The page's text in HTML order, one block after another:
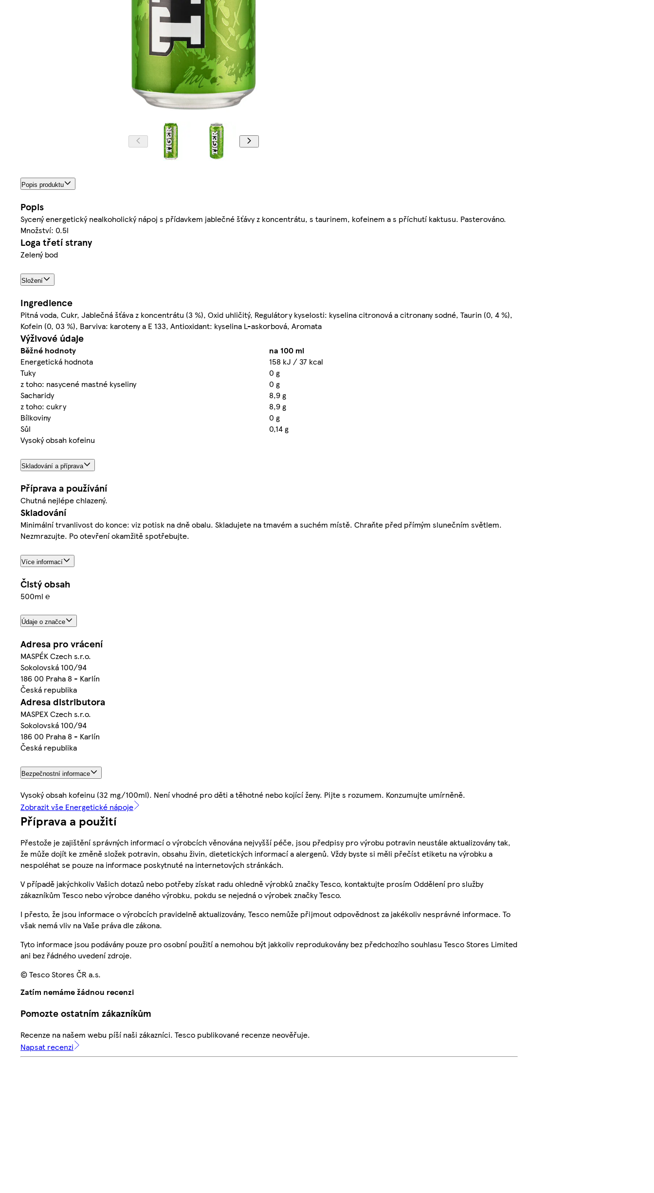
Popis produktu
Popis
Sycený energetický nealkoholický nápoj s přídavkem jablečné šťávy z koncentrátu, s taurinem, kofeinem a s příchutí kaktusu. Pasterováno.
Množství: 0.5l
Loga třetí strany
Zelený bod
Složení
Ingredience
Pitná voda, Cukr, Jablečná šťáva z koncentrátu (3 %), Oxid uhličitý, Regulátory kyselosti: kyselina citronová a citronany sodné, Taurin (0, 4 %),
Kofein (0, 03 %), Barviva: karoteny a E 133, Antioxidant: kyselina L-askorbová, Aromata
Výživové údaje
Běžné hodnoty
na 100 ml
Energetická hodnota
158 kJ / 37 kcal
Tuky
0 g
z toho: nasycené mastné kyseliny
0 g
Sacharidy
8,9 g
z toho: cukry
8,9 g
Bílkoviny
0 g
Sůl
0,14 g
Vysoký obsah kofeinu
Skladování a příprava
Příprava a používání
Chutná nejlépe chlazený.
Skladování
Minimální trvanlivost do konce: viz potisk na dně obalu. Skladujete na tmavém a suchém místě. Chraňte před přímým slunečním světlem.
Nezmrazujte. Po otevření okamžitě spotřebujte.
Více informací
Čistý obsah
500ml ℮
Údaje o značce
Adresa pro vrácení
MASPÉK Czech s.r.o.
Sokolovská 100/94
186 00 Praha 8 - Karlín
Česká republika
Adresa distributora
MASPEX Czech s.r.o.
Sokolovská 100/94
186 00 Praha 8 - Karlín
Česká republika
Bezpečnostní informace
Vysoký obsah kofeinu (32 mg/100ml). Není vhodné pro děti a těhotné nebo kojící ženy. Pijte s rozumem. Konzumujte umírněně.
Zobrazit vše Energetické nápoje
Příprava a použití
Přestože je zajištění správných informací o výrobcích věnována nejvyšší péče, jsou předpisy pro výrobu potravin neustále aktualizovány tak,
že může dojít ke změně složek potravin, obsahu živin, dietetických informací a alergenů. Vždy byste si měli přečíst etiketu na výrobku a
nespoléhat se pouze na informace poskytnuté na internetových stránkách.
V případě jakýchkoliv Vašich dotazů nebo potřeby získat radu ohledně výrobků značky Tesco, kontaktujte prosím Oddělení pro služby
zákazníkům Tesco nebo výrobce daného výrobku, pokdu se nejedná o výrobek značky Tesco.
I přesto, že jsou informace o výrobcích pravidelně aktualizovány, Tesco nemůže přijmout odpovědnost za jakékoliv nesprávné informace. To
však nemá vliv na Vaše práva dle zákona.
Tyto informace jsou podávány pouze pro osobní použití a nemohou být jakkoliv reprodukovány bez předchozího souhlasu Tesco Stores Limited
ani bez řádného uvedení zdroje.
© Tesco Stores ČR a.s.
Zatím nemáme žádnou recenzi
Pomozte ostatním zákazníkům
Recenze na našem webu píší naši zákazníci. Tesco publikované recenze neověřuje.
Napsat recenzi